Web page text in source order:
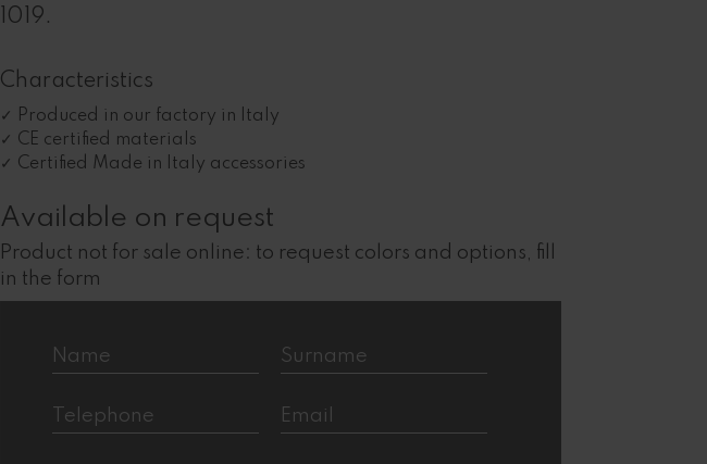
1019.
Characteristics
Produced in our factory in Italy
CE certified materials
Certified Made in Italy accessories
Available on request
Product not for sale online: to request colors and options, fill
in the form